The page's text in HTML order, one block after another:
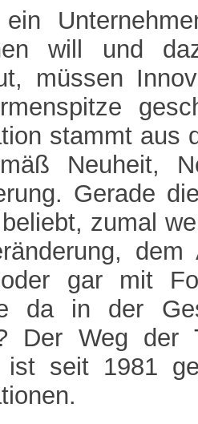
will und
müssen
stammt aus
Neuheit,
Gerade
zumal
gar mit
da in der
Der Weg der
ist seit 1981